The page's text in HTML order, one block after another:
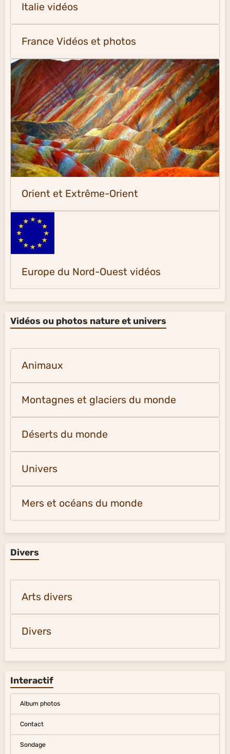
Italie vidéos
France Vidéos et photos
Orient et Extrême-Orient
Europe du Nord-Ouest vidéos
Vidéos ou photos nature et univers
Animaux
Montagnes et glaciers du monde
Déserts du monde
Univers
Mers et océans du monde
Divers
Arts divers
Divers
Interactif
Album photos
Contact
Sondage